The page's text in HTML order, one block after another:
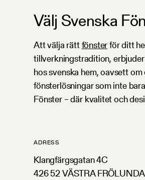
Välj Svenska
Att välja rättfönsterför ditt
tillverkningstradition,
hos svenska hem, oavsett
fönsterlösningar som inte
Fönster – där kvalitet och
ADRESS
Klangfärgsgatan 4C
426 52 VÄSTRA FRÖLUNDA